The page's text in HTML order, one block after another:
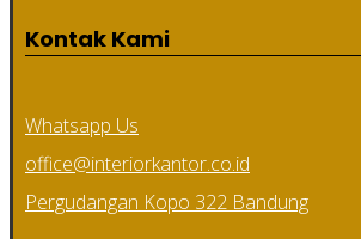
Kontak Kami
Whatsapp Us
office@interiorkantor.co.id
Pergudangan Kopo 322 Bandung